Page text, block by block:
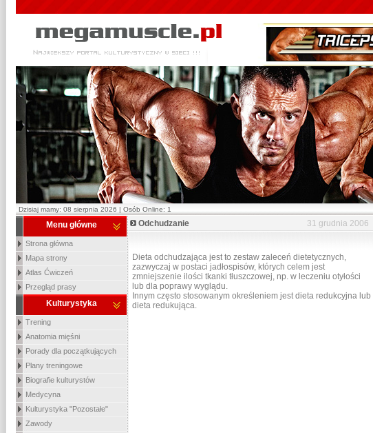
Dzisiaj mamy: 08 sierpnia 2026 | Osób Online: 1
Menu główne
Strona główna
Mapa strony
Atlas Ćwiczeń
Przegląd prasy
Kulturystyka
Trening
Anatomia mięśni
Porady dla początkujących
Plany treningowe
Biografie kulturystów
Medycyna
Kulturystyka "Pozostałe"
Zawody
Odchudzanie 31 grudnia 2006
Dieta odchudzająca jest to zestaw zaleceń dietetycznych,
zazwyczaj w postaci jadłospisów, których celem jest
zmniejszenie ilości tkanki tłuszczowej, np. w leczeniu otyłości
lub dla poprawy wyglądu.
Innym często stosowanym określeniem jest dieta redukcyjna lub
dieta redukująca.